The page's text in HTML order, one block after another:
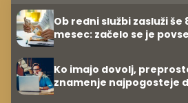
Ob redni službi zasluži še
mesec: začelo se je
Ko imajo dovolj,
znamenje najpogosteje